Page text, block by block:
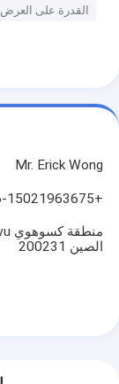
القدرة على العرض
Mr. Erick Wong
+86-15021963675
الصين 200231